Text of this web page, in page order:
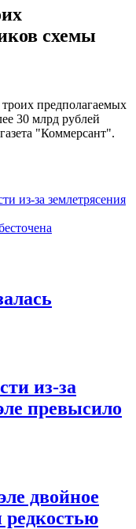
схемы
предполагаемых
30 млрд рублей
"Коммерсант".
из-за землетрясения
из-за
превысило
двойное
редкостью